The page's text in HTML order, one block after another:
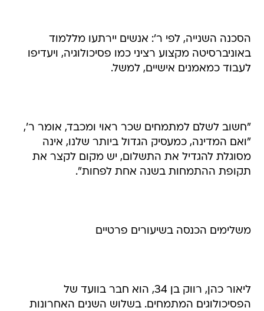
הסכנה השנייה, לפי ר': אנשים יירתעו מללמוד
באוניברסיטה מקצוע רציני כמו פסיכולוגיה, ויעדיפו
לעבוד כמאמנים אישיים, למשל.
"חשוב לשלם למתמחים שכר ראוי ומכבד, אומר ר',
"ואם המדינה, כמעסיק הגדול ביותר שלנו, אינה
מסוגלת להגדיל את התשלום, יש מקום לקצר את
תקופת ההתמחות בשנה אחת לפחות".
משלימים הכנסה בשיעורים פרטיים
ליאור כהן, רווק בן 34, הוא חבר בוועד של
הפסיכולוגים המתמחים. בשלוש השנים האחרונות